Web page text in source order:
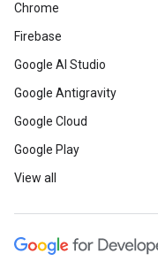
Chrome
Firebase
Google AI Studio
Google Antigravity
Google Cloud
Google Play
View all